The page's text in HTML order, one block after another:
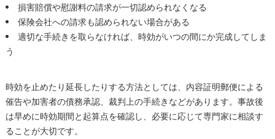
損害賠償や慰謝料の請求が一切認められなくなる
保険会社への請求も認められない場合がある
適切な手続きを取らなければ、時効がいつの間にか完成してしま
う
時効を止めたり延長したりする方法としては、内容証明郵便による
催告や加害者の債務承認、裁判上の手続きなどがあります。事故後
は早めに時効期間と起算点を確認し、必要に応じて専門家に相談す
ることが大切です。